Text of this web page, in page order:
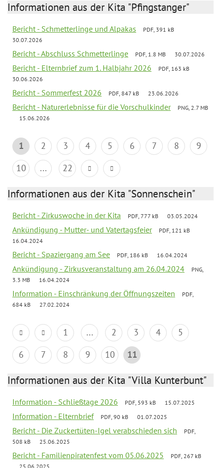
Informationen aus der Kita "Pfingstanger"
Bericht - Schmetterlinge und Alpakas
PDF, 391 kB
30.07.2026
Bericht - Abschluss Schmetterlinge PDF, 1.8 MB 30.07.2026
Bericht - Elternbrief zum 1. Halbjahr 2026
PDF, 163 kB
30.06.2026
Bericht - Sommerfest 2026 PDF, 847 kB 23.06.2026
Bericht - Naturerlebnisse für die Vorschulkinder
PNG, 2.7 MB
15.06.2026
1 2 3 4 5 6 7 8
9
10
... 22
Informationen aus der Kita "Sonnenschein"
Bericht - Zirkuswoche in der Kita PDF, 777 kB 03.05.2024
Ankündigung - Mutter- und Vatertagsfeier
PDF, 121 kB
16.04.2024
Bericht - Spaziergang am See PDF, 186 kB 16.04.2024
Ankündigung - Zirkusveranstaltung am 26.04.2024
PNG,
3.3 MB
16.04.2024
Information - Einschränkung der Öffnungszeiten
PDF,
684 kB
27.02.2024
1 ... 2 3 4
5
6
7 8 9 10 11
Informationen aus der Kita "Villa Kunterbunt"
Information - Schließtage 2026 PDF, 593 kB 15.07.2025
Information - Elternbrief PDF, 90 kB 01.07.2025
Bericht - Die Zuckertüten-Igel verabschieden sich
PDF,
508 kB
25.06.2025
Bericht - Familienpiratenfest vom 05.06.2025
PDF, 267 kB
25.06.2025